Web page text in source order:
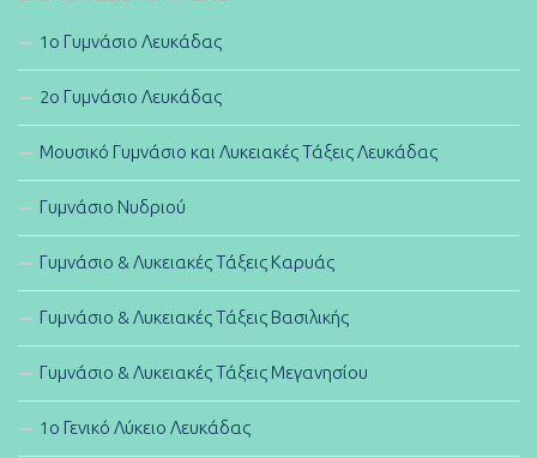
1ο Γυμνάσιο Λευκάδας
2ο Γυμνάσιο Λευκάδας
Μουσικό Γυμνάσιο και Λυκειακές Τάξεις Λευκάδας
Γυμνάσιο Νυδριού
Γυμνάσιο & Λυκειακές Τάξεις Καρυάς
Γυμνάσιο & Λυκειακές Τάξεις Βασιλικής
Γυμνάσιο & Λυκειακές Τάξεις Μεγανησίου
1ο Γενικό Λύκειο Λευκάδας